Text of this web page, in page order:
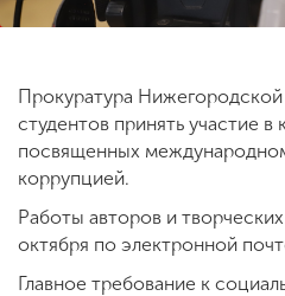
ENG SPN CHI
Приемная
комиссия
+7 (831) 262-26-20
Прокуратура
студентов принять участие в
посвященных
коррупцией.
Работы авторов и
октября по электронной
Главное требование к